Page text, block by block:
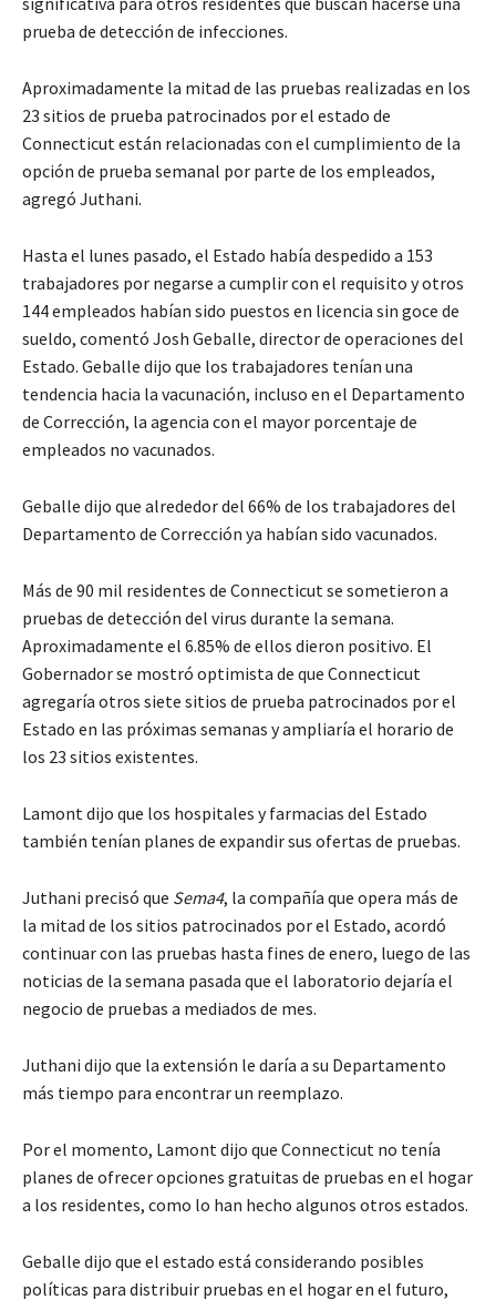
prueba de detección de infecciones.
Aproximadamente la mitad de las pruebas realizadas en los
23 sitios de prueba patrocinados por el estado de
Connecticut están relacionadas con el cumplimiento de la
opción de prueba semanal por parte de los empleados,
agregó Juthani.
Hasta el lunes pasado, el Estado había despedido a 153
trabajadores por negarse a cumplir con el requisito y otros
144 empleados habían sido puestos en licencia sin goce de
sueldo, comentó Josh Geballe, director de operaciones del
Estado. Geballe dijo que los trabajadores tenían una
tendencia hacia la vacunación, incluso en el Departamento
de Corrección, la agencia con el mayor porcentaje de
empleados no vacunados.
Geballe dijo que alrededor del 66% de los trabajadores del
Departamento de Corrección ya habían sido vacunados.
Más de 90 mil residentes de Connecticut se sometieron a
pruebas de detección del virus durante la semana.
Aproximadamente el 6.85% de ellos dieron positivo. El
Gobernador se mostró optimista de que Connecticut
agregaría otros siete sitios de prueba patrocinados por el
Estado en las próximas semanas y ampliaría el horario de
los 23 sitios existentes.
Lamont dijo que los hospitales y farmacias del Estado
también tenían planes de expandir sus ofertas de pruebas.
Juthani precisó que Sema4, la compañía que opera más de
la mitad de los sitios patrocinados por el Estado, acordó
continuar con las pruebas hasta fines de enero, luego de las
noticias de la semana pasada que el laboratorio dejaría el
negocio de pruebas a mediados de mes.
Juthani dijo que la extensión le daría a su Departamento
más tiempo para encontrar un reemplazo.
Por el momento, Lamont dijo que Connecticut no tenía
planes de ofrecer opciones gratuitas de pruebas en el hogar
a los residentes, como lo han hecho algunos otros estados.
Geballe dijo que el estado está considerando posibles
políticas para distribuir pruebas en el hogar en el futuro,